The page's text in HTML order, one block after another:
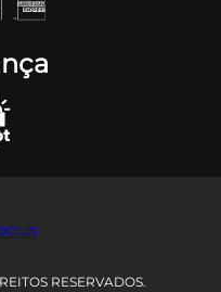
RESERVADOS.